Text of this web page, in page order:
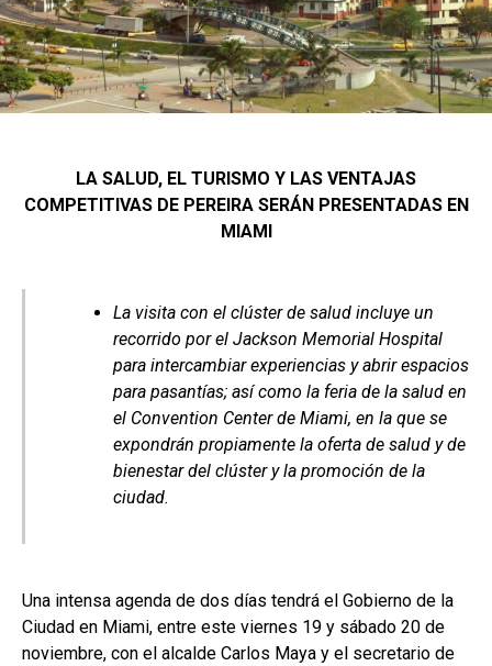
LA SALUD, EL TURISMO Y LAS VENTAJAS
COMPETITIVAS DE PEREIRA SERÁN PRESENTADAS EN
MIAMI
La visita con el clúster de salud incluye un
recorrido por el Jackson Memorial Hospital
para intercambiar experiencias y abrir espacios
para pasantías; así como la feria de la salud en
el Convention Center de Miami, en la que se
expondrán propiamente la oferta de salud y de
bienestar del clúster y la promoción de la
ciudad.
Una intensa agenda de dos días tendrá el Gobierno de la
Ciudad en Miami, entre este viernes 19 y sábado 20 de
noviembre, con el alcalde Carlos Maya y el secretario de